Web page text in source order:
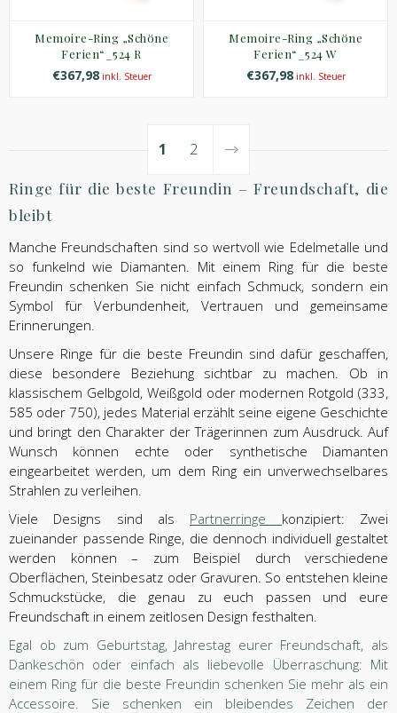
Memoire-Ring „Schöne
Ferien“_524 R
€367,98inkl. Steuer
Memoire-Ring „Schöne
Ferien“_524 W
€367,98inkl. Steuer
1 2
Ringe für die beste Freundin – Freundschaft, die
bleibt
Manche Freundschaften sind so wertvoll wie Edelmetalle und
so funkelnd wie Diamanten. Mit einem Ring für die beste
Freundin schenken Sie nicht einfach Schmuck, sondern ein
Symbol für Verbundenheit, Vertrauen und gemeinsame
Erinnerungen.
Unsere Ringe für die beste Freundin sind dafür geschaffen,
diese besondere Beziehung sichtbar zu machen. Ob in
klassischem Gelbgold, Weißgold oder modernen Rotgold (333,
585 oder 750), jedes Material erzählt seine eigene Geschichte
und bringt den Charakter der Trägerinnen zum Ausdruck. Auf
Wunsch können echte oder synthetische Diamanten
eingearbeitet werden, um dem Ring ein unverwechselbares
Strahlen zu verleihen.
Viele Designs sind als Partnerringe konzipiert: Zwei
zueinander passende Ringe, die dennoch individuell gestaltet
werden können – zum Beispiel durch verschiedene
Oberflächen, Steinbesatz oder Gravuren. So entstehen kleine
Schmuckstücke, die genau zu euch passen und eure
Freundschaft in einem zeitlosen Design festhalten.
Egal ob zum Geburtstag, Jahrestag eurer Freundschaft, als
Dankeschön oder einfach als liebevolle Überraschung: Mit
einem Ring für die beste Freundin schenken Sie mehr als ein
Accessoire. Sie schenken ein bleibendes Zeichen der